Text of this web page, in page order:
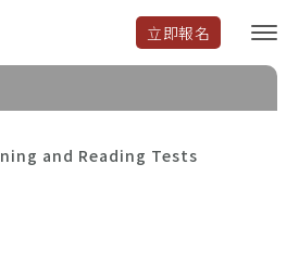
立即報名
選
單
and Reading Tests